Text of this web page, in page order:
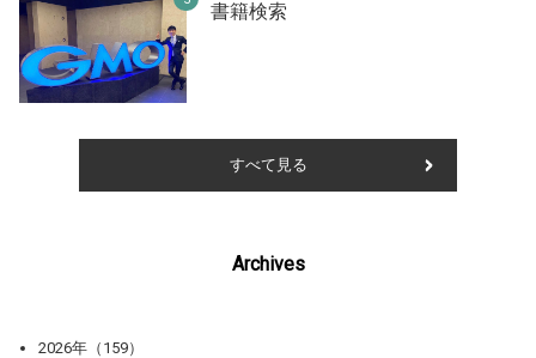
書籍検索
すべて見る
Archives
2026年（159）